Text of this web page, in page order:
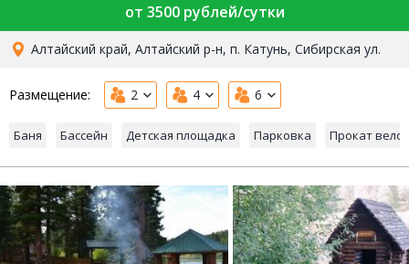
от 3500 рублей/сутки
Алтайский край, Алтайский р-н, п. Катунь, Сибирская ул.
Размещение: 2 4 6
Баня Бассейн Детская площадка Парковка Прокат